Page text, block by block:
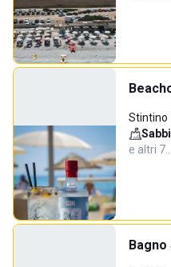
Stintino
e altri 7…
Bagno